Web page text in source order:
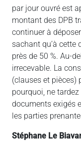
par jour ouvré est
montant des DPB
continuer à
sachant qu’à cette
près de 50 %. Au-
irrecevable. La
(clauses et pièces)
pourquoi, ne
documents exigés
les parties
Stéphane Le